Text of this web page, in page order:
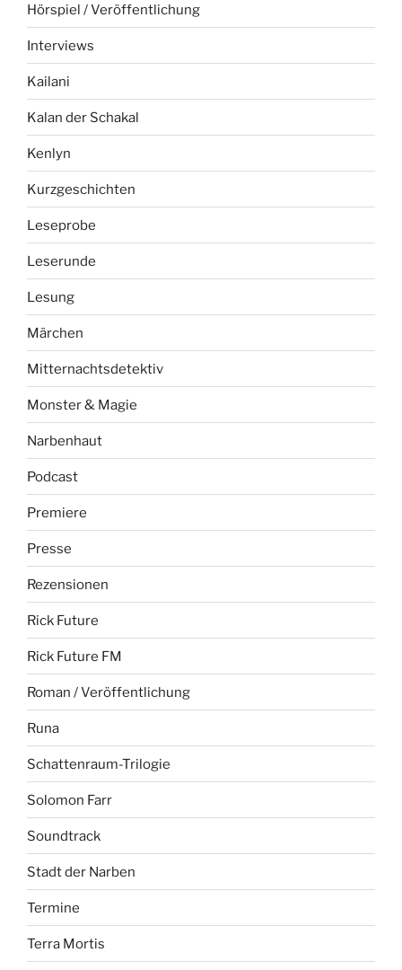
Hörspiel / Veröffentlichung
Interviews
Kailani
Kalan der Schakal
Kenlyn
Kurzgeschichten
Leseprobe
Leserunde
Lesung
Märchen
Mitternachtsdetektiv
Monster & Magie
Narbenhaut
Podcast
Premiere
Presse
Rezensionen
Rick Future
Rick Future FM
Roman / Veröffentlichung
Runa
Schattenraum-Trilogie
Solomon Farr
Soundtrack
Stadt der Narben
Termine
Terra Mortis